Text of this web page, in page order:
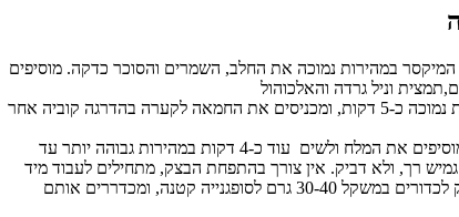
במהירות נמוכה את החלב, השמרים והסוכר כדקה. מוסיפים
מערבבים במהירות נמוכה כ-5 דקות, ומכניסים את החמאה לקערה בהדרגה קוביה אחר
כאשר נוצר בצק מוסיפים את המלח ולשים עוד כ-4 דקות במהירות גבוהה יותר עד
מחלקים את הבצק לכדורים במשקל 30-40 גרם לסופגנייה קטנה, ומכדררים אותם